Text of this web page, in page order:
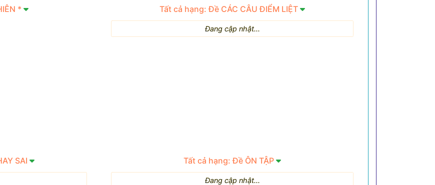
* Tất cả hạng: Đề CÁC CÂU ĐIỂM LIỆT
Đang cập nhật...
SAI Tất cả hạng: Đề ÔN TẬP
Đang cập nhật...